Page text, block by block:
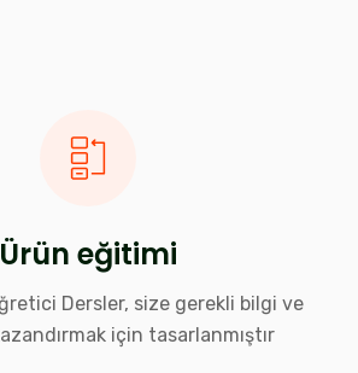
Ürün eğitimi
Dersler, size gerekli bilgi ve
için tasarlanmıştır